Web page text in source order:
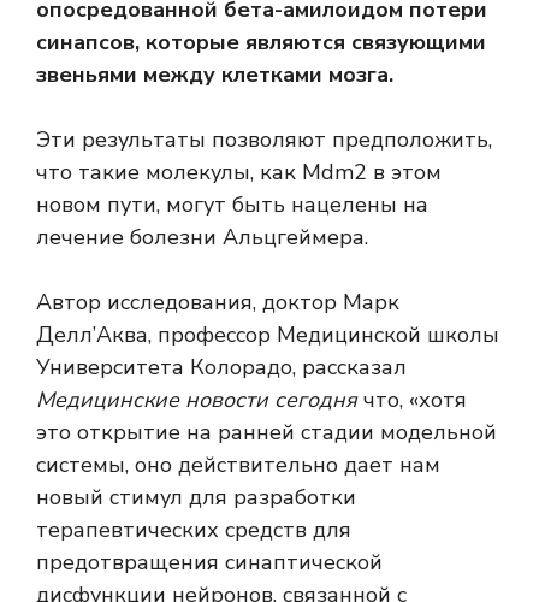
опосредованной бета-амилоидом потери
синапсов, которые являются связующими
звеньями между клетками мозга.
Эти результаты позволяют предположить,
что такие молекулы, как Mdm2 в этом
новом пути, могут быть нацелены на
лечение болезни Альцгеймера.
Автор исследования, доктор Марк
Делл’Аква, профессор Медицинской школы
Университета Колорадо, рассказал
Медицинские новости сегоднячто, «хотя
это открытие на ранней стадии модельной
системы, оно действительно дает нам
новый стимул для разработки
терапевтических средств для
предотвращения синаптической
дисфункции нейронов, связанной с